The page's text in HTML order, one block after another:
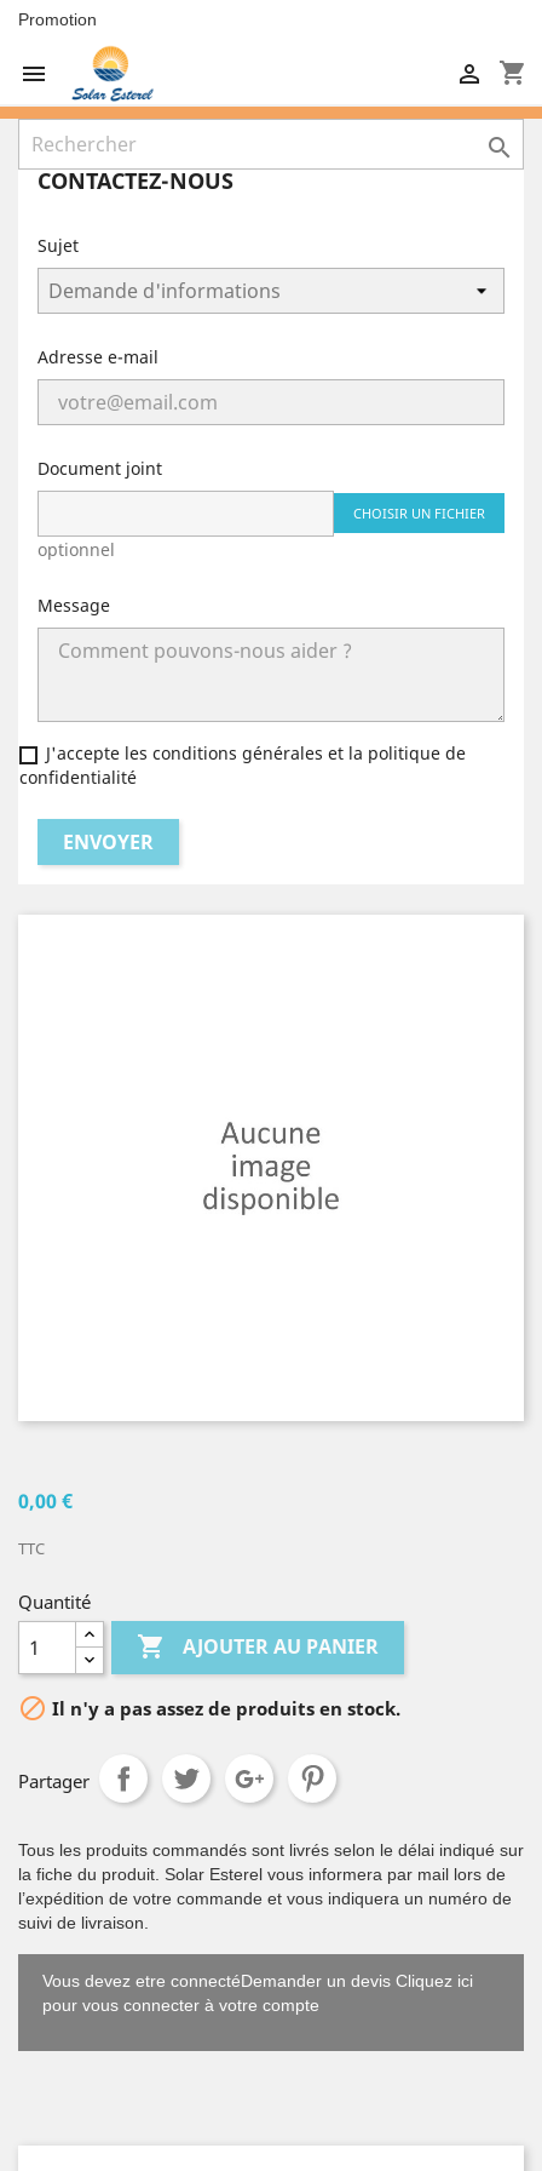
Promotion
 shopping_cart


CONTACTEZ-NOUS
Sujet
Adresse e-mail
Document joint
CHOISIR UN FICHIER
optionnel
Message
J'accepte les conditions générales et la politique de
confidentialité
0,00 €
TTC
Quantité
 AJOUTER AU PANIER
 Il n'y a pas assez de produits en stock.
Partager
Tous les produits commandés sont livrés selon le délai indiqué sur
la fiche du produit. Solar Esterel vous informera par mail lors de
l’expédition de votre commande et vous indiquera un numéro de
suivi de livraison.
Vous devez etre connectéDemander un devis Cliquez ici
pour vous connecter à votre compte